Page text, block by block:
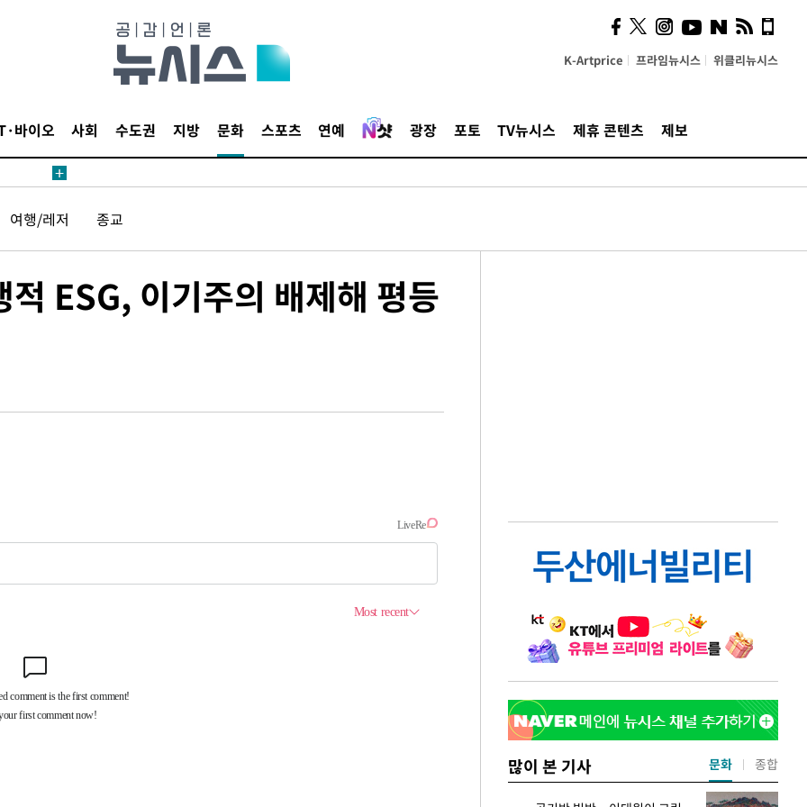
K-Artprice 프라임뉴시스 위클리뉴시스
바이오 사회 수도권 지방 문화 스포츠 연예 광장 포토 TV뉴시스 제휴 콘텐츠 제보
여행/레저 종교
ESG, 이기주의 배제해 평등
많이 본 기사 문화 종합